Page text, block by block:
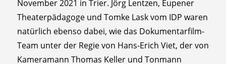
November 2021 in Trier. Jörg Lentzen, Eupener
Theaterpädagoge und Tomke Lask vom IDP waren
natürlich ebenso dabei, wie das Dokumentarfilm-
Team unter der Regie von Hans-Erich Viet, der von
Kameramann Thomas Keller und Tonmann